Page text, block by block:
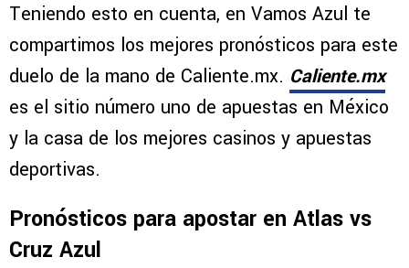
Teniendo esto en cuenta, en Vamos Azul te
compartimos los mejores pronósticos para este
duelo de la mano de Caliente.mx. Caliente.mx
es el sitio número uno de apuestas en México
y la casa de los mejores casinos y apuestas
deportivas.
Pronósticos para apostar en Atlas vs
Cruz Azul